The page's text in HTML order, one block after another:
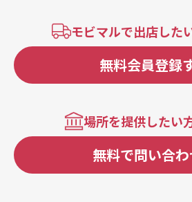
モビマルで出店した
無料会員登録
場所を提供したい
無料で問い合